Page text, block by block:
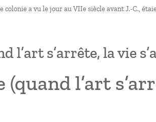
a vu le jour au VIIe siècle avant J.-C.,
l’art s’arrête, la vie
l’art